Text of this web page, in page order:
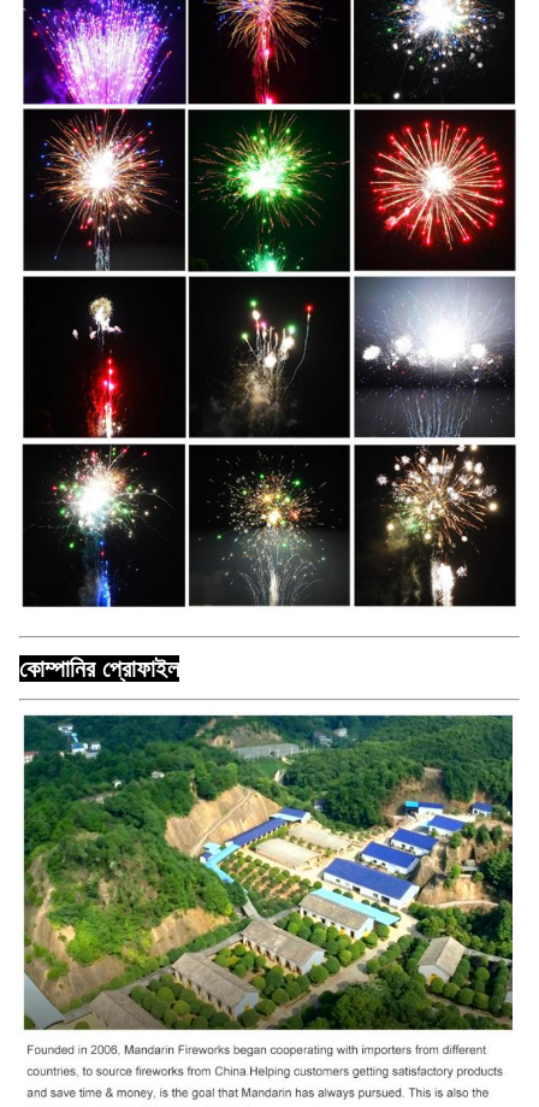
কোম্পানির প্রোফাইল